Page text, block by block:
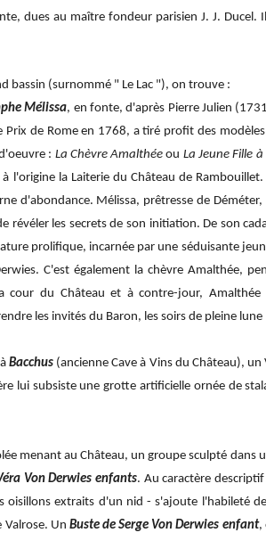
dues au maître fondeur parisien J. J. Ducel.
bassin (surnommé " Le Lac "), on trouve :
Mélissa, en fonte, d'après Pierre Julien
Prix de Rome en 1768, a tiré profit des
: La Chèvre Amalthée ou La Jeune Fille
l'origine la Laiterie du Château de
d'abondance. Mélissa, prêtresse de
révéler les secrets de son initiation. De son
prolifique, incarnée par une séduisante
C'est également la chèvre Amalthée,
cour du Château et à contre-jour,
les invités du Baron, les soirs de pleine lune
Bacchus(ancienne Cave à Vins du Château),
lui subsiste une grotte artificielle ornée de
menant au Château, un groupe sculpté
Von Derwies enfants. Au caractère
oisillons extraits d'un nid - s'ajoute l'habileté
Valrose. Un Buste de Serge Von Derwies enfant,